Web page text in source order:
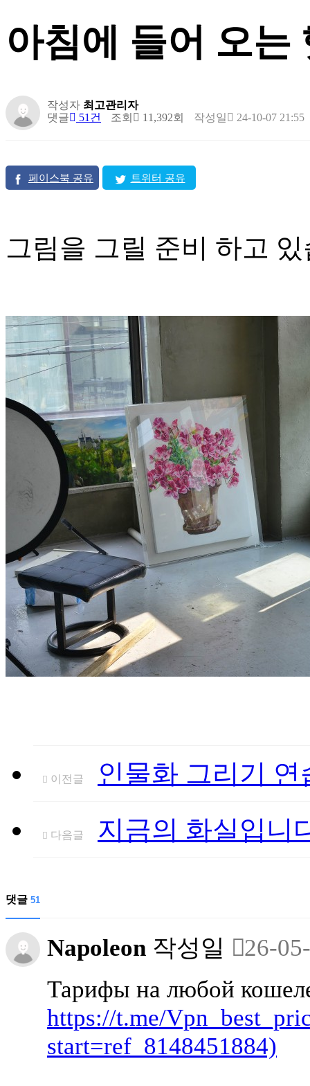
아침에 들어 오는
작성자 최고관리자
댓글
51건 조회 11,392회 작성일 24-10-07 21:55
페이스북 공유 트위터 공유
그림을 그릴 준비 하고
이전글 인물화 그리기 연
다음글 지금의 화실입니
댓글 51
Napoleon 작성일
26-
Тарифы на любой
https://t.me/
start=ref_8148451884)